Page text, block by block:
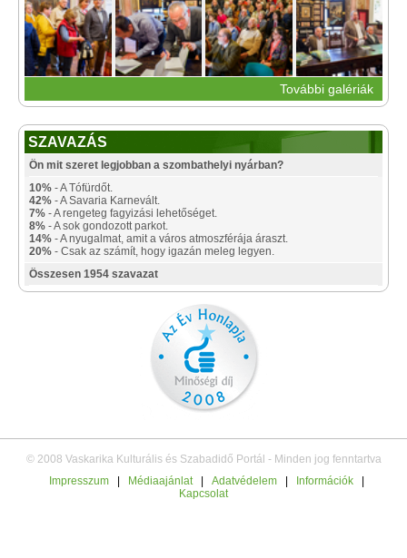
További galériák
SZAVAZÁS
Ön mit szeret legjobban a szombathelyi nyárban?
10% - A Tófürdőt.
42% - A Savaria Karnevált.
7% - A rengeteg fagyizási lehetőséget.
8% - A sok gondozott parkot.
14% - A nyugalmat, amit a város atmoszférája áraszt.
20% - Csak az számít, hogy igazán meleg legyen.
Összesen 1954 szavazat
© 2008 Vaskarika Kulturális és Szabadidő Portál - Minden jog fenntartva
Impresszum
Médiaajánlat Adatvédelem Információk
Kapcsolat